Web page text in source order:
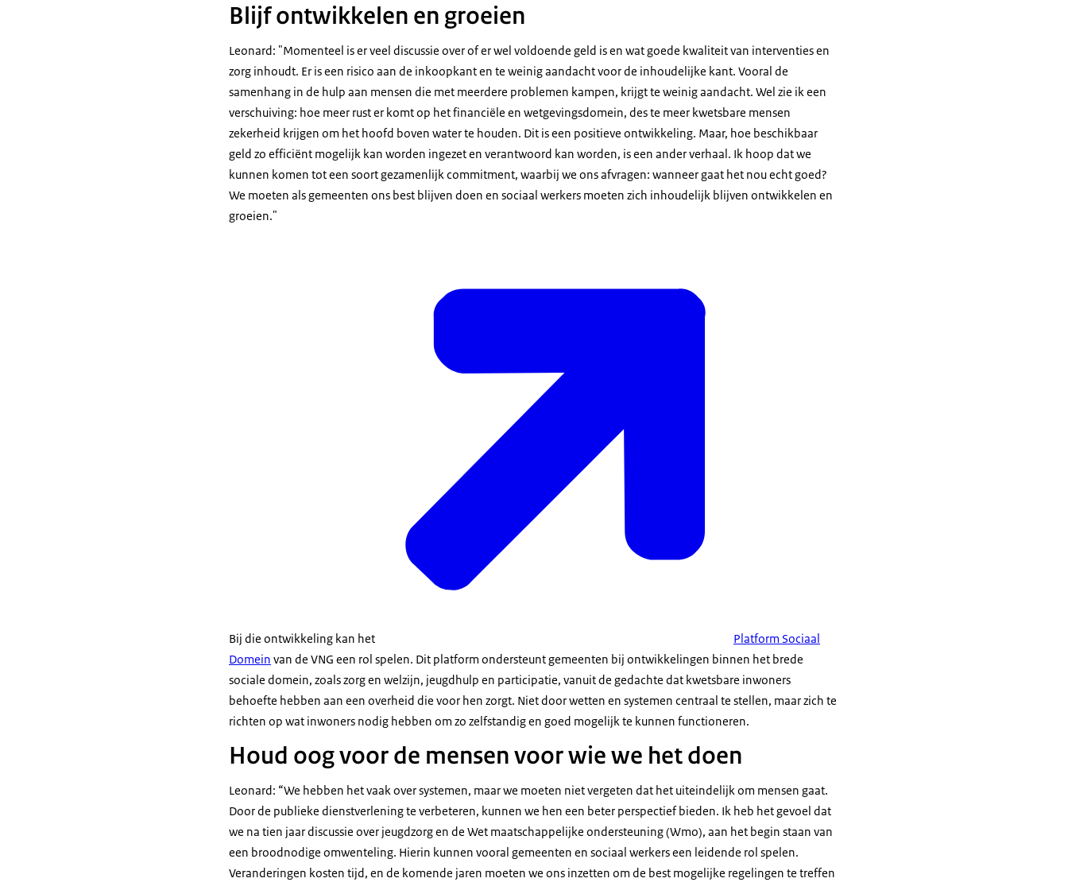
Blijf ontwikkelen en groeien
Leonard: "Momenteel is er veel discussie over of er wel voldoende geld is en wat goede kwaliteit van interventies en
zorg inhoudt. Er is een risico aan de inkoopkant en te weinig aandacht voor de inhoudelijke kant. Vooral de
samenhang in de hulp aan mensen die met meerdere problemen kampen, krijgt te weinig aandacht. Wel zie ik een
verschuiving: hoe meer rust er komt op het financiële en wetgevingsdomein, des te meer kwetsbare mensen
zekerheid krijgen om het hoofd boven water te houden. Dit is een positieve ontwikkeling. Maar, hoe beschikbaar
geld zo efficiënt mogelijk kan worden ingezet en verantwoord kan worden, is een ander verhaal. Ik hoop dat we
kunnen komen tot een soort gezamenlijk commitment, waarbij we ons afvragen: wanneer gaat het nou echt goed?
We moeten als gemeenten ons best blijven doen en sociaal werkers moeten zich inhoudelijk blijven ontwikkelen en
groeien."
Bij die ontwikkeling kan het
Platform Sociaal
Domein van de VNG een rol spelen. Dit platform ondersteunt gemeenten bij ontwikkelingen binnen het brede
sociale domein, zoals zorg en welzijn, jeugdhulp en participatie, vanuit de gedachte dat kwetsbare inwoners
behoefte hebben aan een overheid die voor hen zorgt. Niet door wetten en systemen centraal te stellen, maar zich te
richten op wat inwoners nodig hebben om zo zelfstandig en goed mogelijk te kunnen functioneren.
Houd oog voor de mensen voor wie we het doen
Leonard: “We hebben het vaak over systemen, maar we moeten niet vergeten dat het uiteindelijk om mensen gaat.
Door de publieke dienstverlening te verbeteren, kunnen we hen een beter perspectief bieden. Ik heb het gevoel dat
we na tien jaar discussie over jeugdzorg en de Wet maatschappelijke ondersteuning (Wmo), aan het begin staan van
een broodnodige omwenteling. Hierin kunnen vooral gemeenten en sociaal werkers een leidende rol spelen.
Veranderingen kosten tijd, en de komende jaren moeten we ons inzetten om de best mogelijke regelingen te treffen